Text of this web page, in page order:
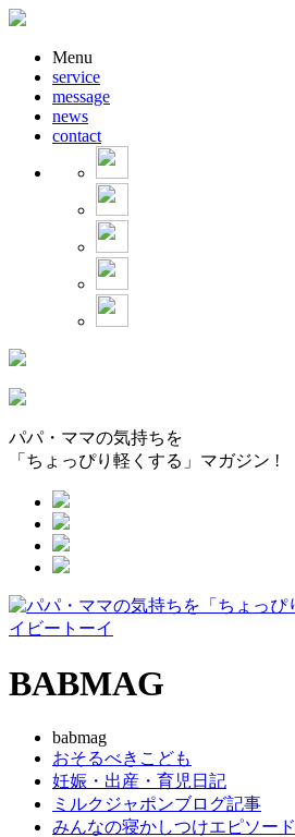
Menu
service
message
news
contact
パパ・ママの気持ちを
「ちょっぴり軽くする」マガジン !
BABMAG
babmag
おそるべきこども
妊娠・出産・育児日記
ミルクジャポンブログ記事
みんなの寝かしつけエピソード